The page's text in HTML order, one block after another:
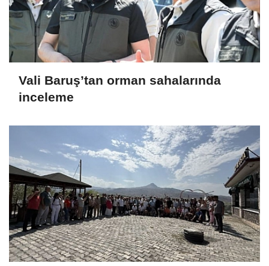
Vali Baruş’tan orman sahalarında
inceleme